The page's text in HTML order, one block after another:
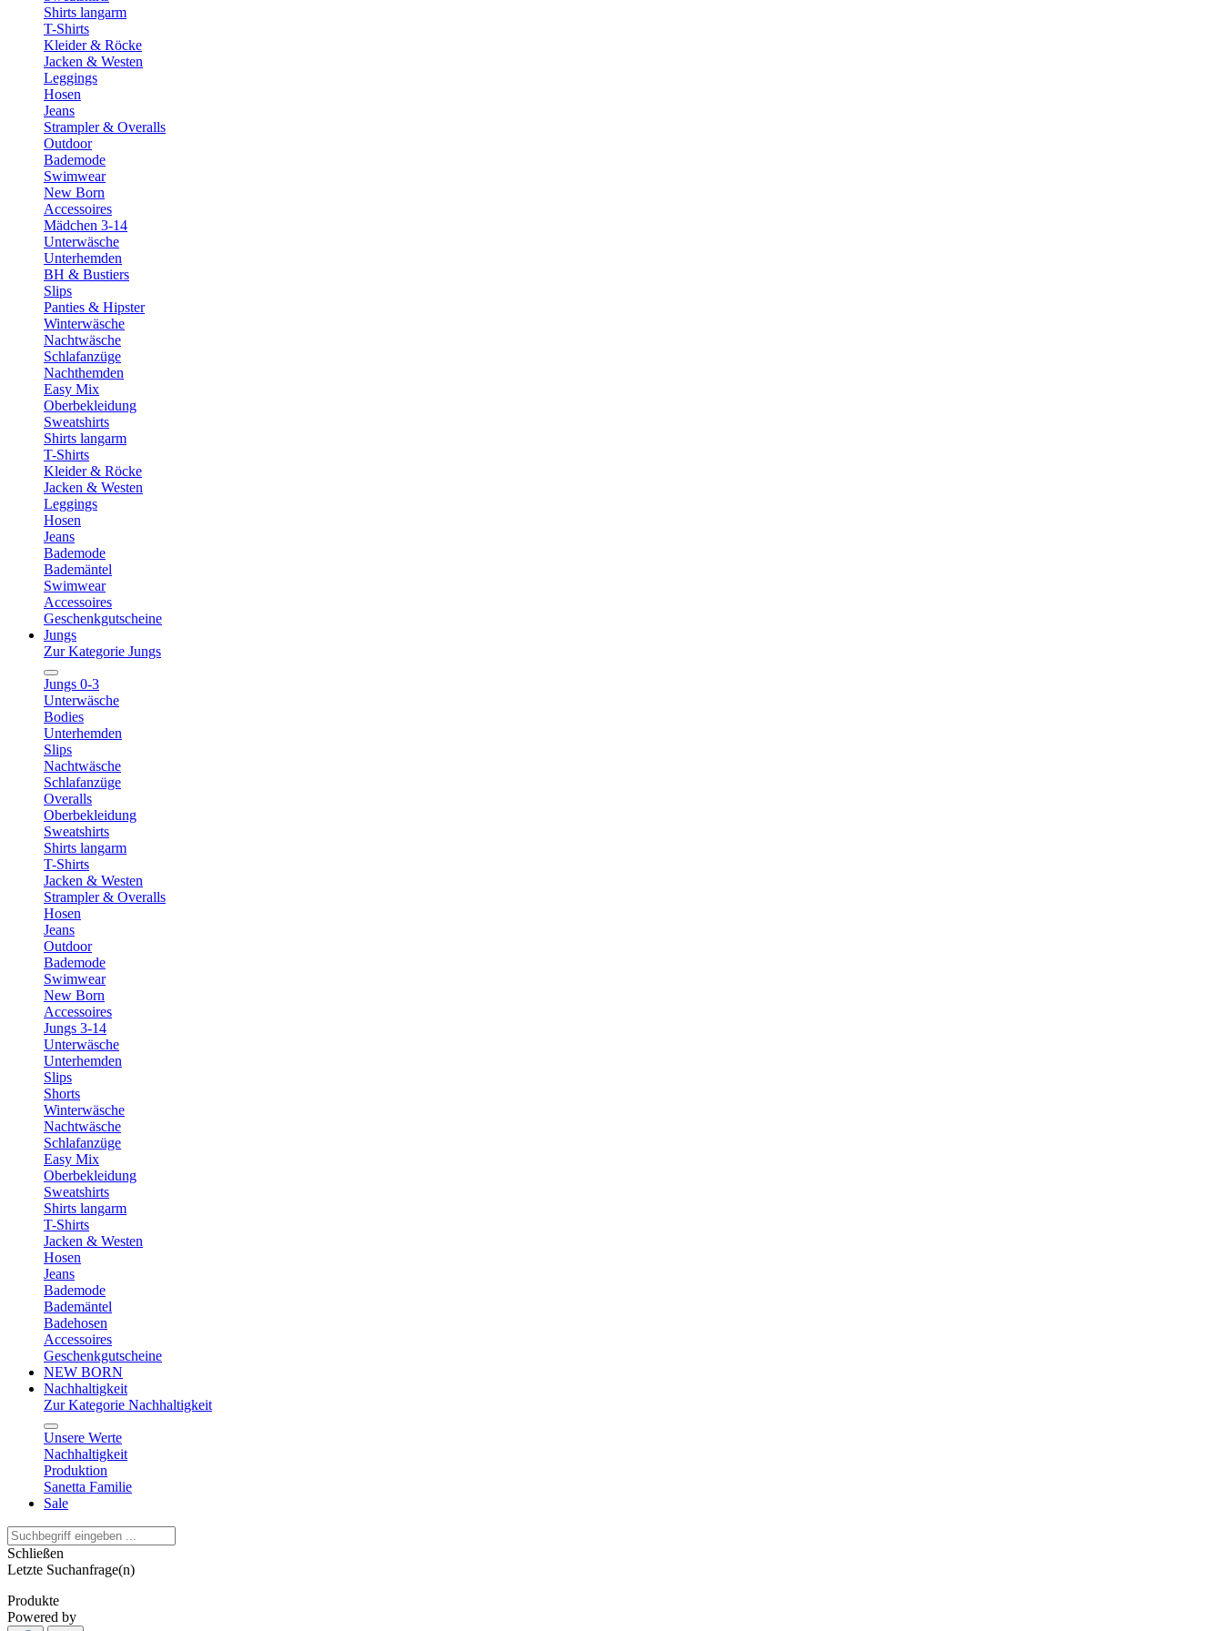
Shirts langarm
T-Shirts
Kleider & Röcke
Jacken & Westen
Leggings
Hosen
Jeans
Strampler & Overalls
Outdoor
Bademode
Swimwear
New Born
Accessoires
Mädchen 3-14
Unterwäsche
Unterhemden
BH & Bustiers
Slips
Panties & Hipster
Winterwäsche
Nachtwäsche
Schlafanzüge
Nachthemden
Easy Mix
Oberbekleidung
Sweatshirts
Shirts langarm
T-Shirts
Kleider & Röcke
Jacken & Westen
Leggings
Hosen
Jeans
Bademode
Bademäntel
Swimwear
Accessoires
Geschenkgutscheine
Jungs
Zur Kategorie Jungs
Jungs 0-3
Unterwäsche
Bodies
Unterhemden
Slips
Nachtwäsche
Schlafanzüge
Overalls
Oberbekleidung
Sweatshirts
Shirts langarm
T-Shirts
Jacken & Westen
Strampler & Overalls
Hosen
Jeans
Outdoor
Bademode
Swimwear
New Born
Accessoires
Jungs 3-14
Unterwäsche
Unterhemden
Slips
Shorts
Winterwäsche
Nachtwäsche
Schlafanzüge
Easy Mix
Oberbekleidung
Sweatshirts
Shirts langarm
T-Shirts
Jacken & Westen
Hosen
Jeans
Bademode
Bademäntel
Badehosen
Accessoires
Geschenkgutscheine
NEW BORN
Nachhaltigkeit
Zur Kategorie Nachhaltigkeit
Unsere Werte
Nachhaltigkeit
Produktion
Sanetta Familie
Sale
Schließen
Letzte Suchanfrage(n)
Produkte
Powered by